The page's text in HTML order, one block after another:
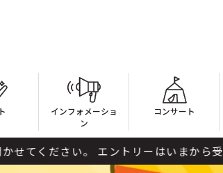
インフォメーショ
ン
コンサート
トリーはいまから受け付け開